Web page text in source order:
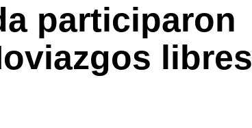
participaron
libres